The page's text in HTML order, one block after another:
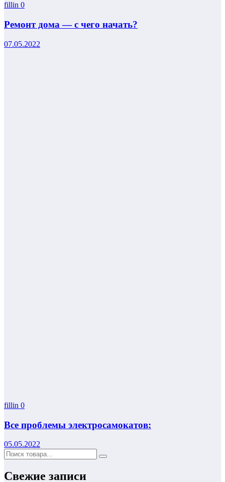
fillin 0
Ремонт дома — с чего начать?
07.05.2022
fillin 0
Все проблемы электросамокатов:
05.05.2022
Свежие записи